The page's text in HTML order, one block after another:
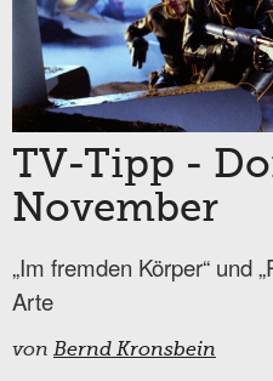
TV-Tipp -
November
„Im fremden Körper“ und
Arte
von Bernd Kronsbein